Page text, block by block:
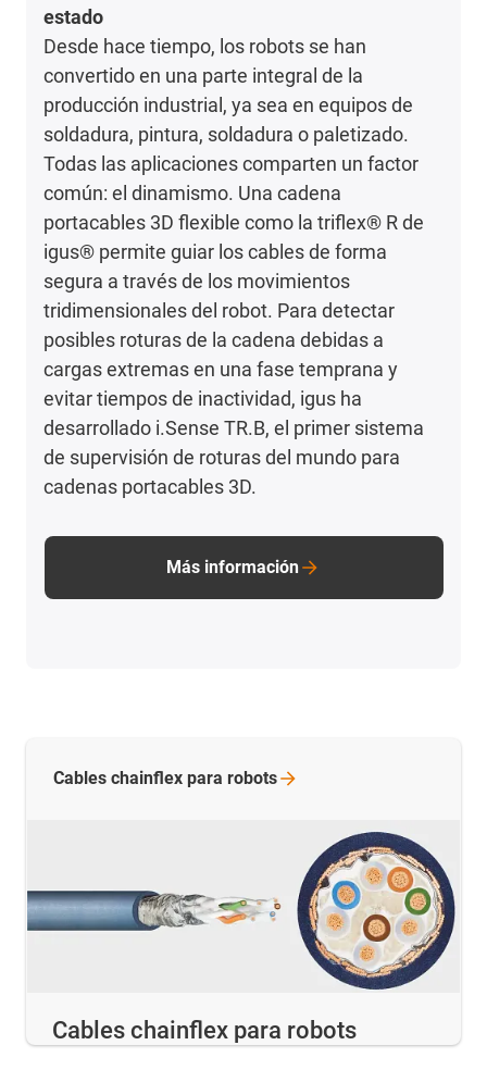
estado
Desde hace tiempo, los robots se han
convertido en una parte integral de la
producción industrial, ya sea en equipos de
soldadura, pintura, soldadura o paletizado.
Todas las aplicaciones comparten un factor
común: el dinamismo. Una cadena
portacables 3D flexible como la triflex® R de
igus® permite guiar los cables de forma
segura a través de los movimientos
tridimensionales del robot. Para detectar
posibles roturas de la cadena debidas a
cargas extremas en una fase temprana y
evitar tiempos de inactividad, igus ha
desarrollado i.Sense TR.B, el primer sistema
de supervisión de roturas del mundo para
cadenas portacables 3D.
Más información
Cables chainflex para robots
Cables chainflex para robots